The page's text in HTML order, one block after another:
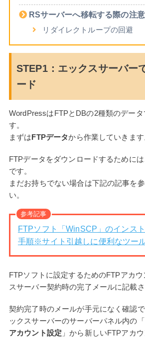
RSサーバーへ移転する際の注
リダイレクトループの回避
STEP1：エックスサーバー
ード
WordPressはFTPとDBの2種類のデー
す。
まずはFTPデータから作業していきます
FTPデータをダウンロードするために
です。
まだお持ちでない場合は下記の記事を
い。
参考記事
FTPソフト「WinSCP」のインス
手順※サイト引越しに便利なツー
FTPソフトに設定するためのFTPアカ
スサーバー契約時の完了メールに記載さ
契約完了時のメールが手元になく確認
ックスサーバーのサーバーパネル内の「
アカウント設定 」から新しいFTPアカ